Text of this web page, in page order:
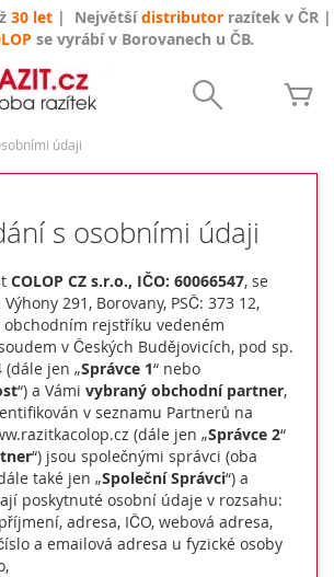
30 let| Největšídistributorrazítek v ČR |
se vyrábí v Borovanech u ČB.
na
obsah
údaji
s osobními údaji
COLOP CZ s.r.o., IČO: 60066547, se
291, Borovany, PSČ: 373 12,
obchodním rejstříku vedeném
v Českých Budějovicích, pod sp.
(dále jen „Správce 1“ nebo
“) a Vámi vybraný obchodní partner,
v seznamu Partnerů na
(dále jen „Správce 2“
“) jsou společnými správci (oba
také jen „Společní Správci“) a
poskytnuté osobní údaje v rozsahu:
adresa, IČO, webová adresa,
a emailová adresa u fyzické osoby